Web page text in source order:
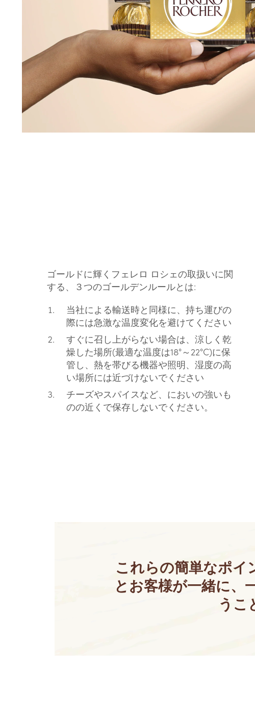
ゴールドに輝くフェレロ ロシェの取扱いに関
する、３つのゴールデンルールとは:
当社による輸送時と同様に、持ち運びの
際には急激な温度変化を避けてください
すぐに召し上がらない場合は、涼しく乾
燥した場所(最適な温度は18°～22°C)に保
管し、熱を帯びる機器や照明、湿度の高
い場所には近づけないでください
チーズやスパイスなど、においの強いも
のの近くで保存しないでください。
これらの簡単なポイ
とお客様が一緒に、
うこ